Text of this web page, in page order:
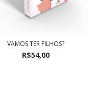
VAMOS TER FILHOS?
R$54,00